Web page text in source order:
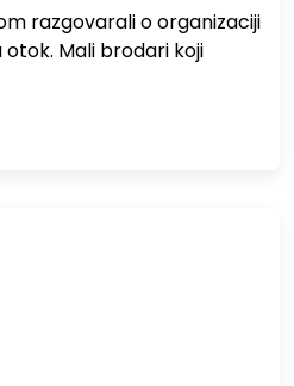
razgovarali o organizaciji
Mali brodari koji